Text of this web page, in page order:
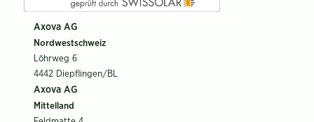
Axova AG
Nordwestschweiz
Löhrweg 6
4442 Diepflingen/BL
Axova AG
Mittelland